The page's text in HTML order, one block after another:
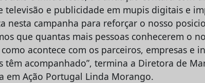
televisão e publicidade em mupis digitais e
nesta campanha para reforçar o nosso
que quantas mais pessoas conhecerem o
acontece com os parceiros, empresas e
têm acompanhado”, termina a Diretora de
em Ação Portugal Linda Morango.